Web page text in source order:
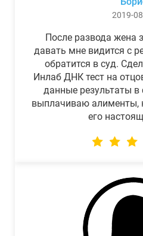
2019-
После развода жена
давать мне видится с
обратится в суд.
Инлаб ДНК тест на
данные результаты в
выплачиваю алименты,
его